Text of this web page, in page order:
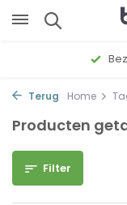
Terug Home
Producten
Filter